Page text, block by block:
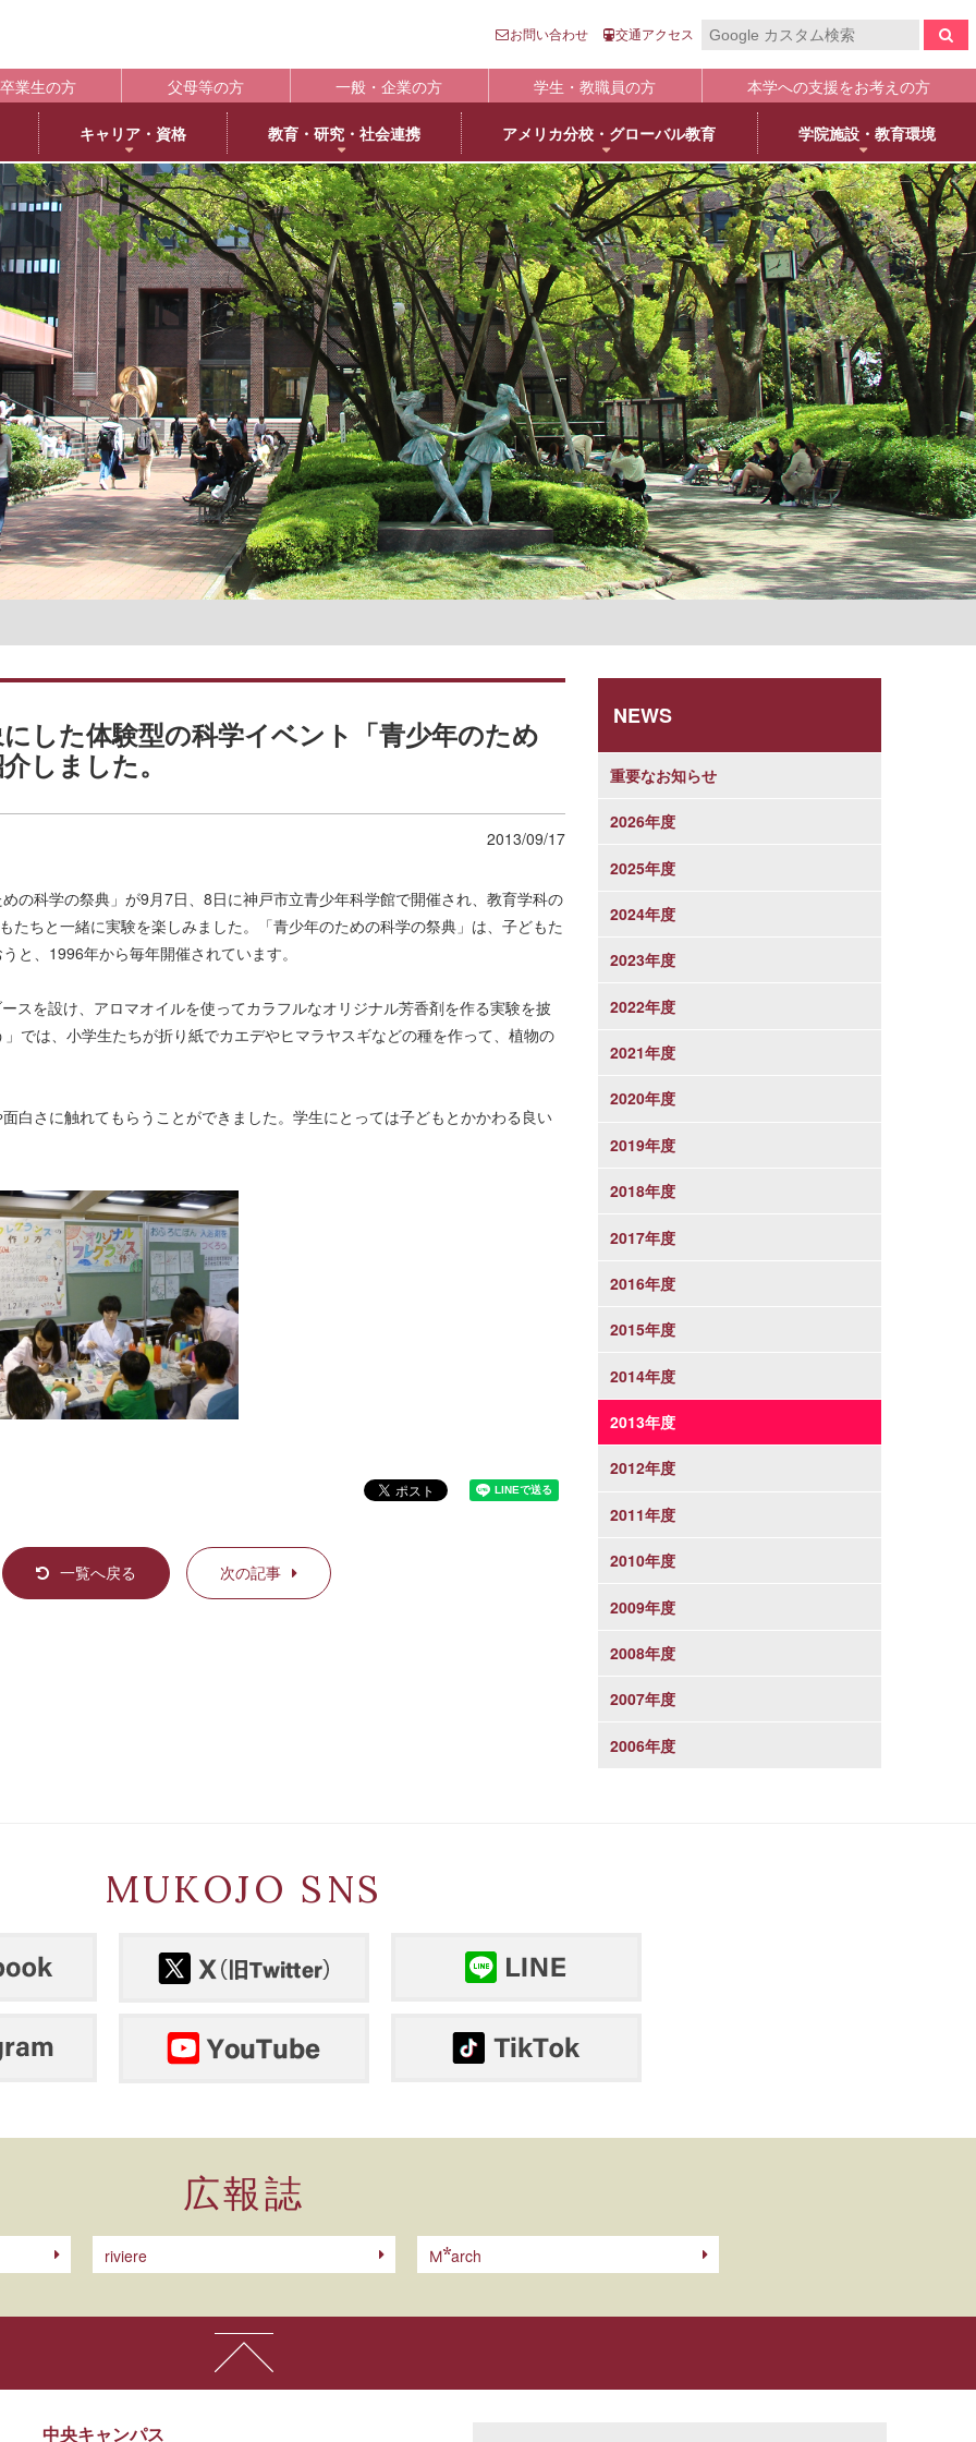
お問い合わせ 交通アクセス
卒業生の方 父母等の方 一般・企業の方 学生・教職員の方 本学への支援をお考えの方
キャンパス
交通アクセス
キャンパス紹介
内部質保証体制
大学評価
認証評価
自己点検・評価
大学情報の公表
IR（Institutional Research）情報
学校法人武庫川学院
武庫川学院創立80周年
高等教育の修学支援新制度について
共通教育
共通教育部
履修・成績
シラバス
履修便覧
成績評価
教員情報検索
教員一覧
名誉教授一覧
日本語日本文学専攻
英語英米文学専攻
臨床心理学専攻
臨床教育学専攻
生活環境学専攻
食物栄養学専攻
建築学専攻
景観建築学専攻
薬科学専攻
看護学専攻
学生支援の概要
褒賞制度
修学支援新制度
奨学金制度
学寮
下宿・ワンルームマンション（武庫女エンタープライズ）
オフィスアワー
アルバイト
キャンパスライフ
売店・本/食堂・カフェ
キャンパスカレンダー
学友会・委員会
クラブ・同好会
学内ボランティア団体
武庫女Style
学費等納付金
学則
キャリア・資格
資格取得
取得可能な資格
エクステンション講座
教員採用試験対策
編入
編入学について
大学院進学
大学院・専攻科入試ガイド
教育・研究・社会連携
ート
育成推進センター
イエンス・コモンズ
社会連携
社会連携推進センター
発達・臨床心理センター
子育てひろば
ブラウン・ライス・ウィーク
教育連携
MUKOJO ミライ☆ラボ
大学間教育研究連携
生涯学習
オープンカレッジ
大学院／専攻科紹介
科目等履修について
リカレント教育
MUKOnoa+
教員情報検索
アメリカ分校・グローバル教育
BLOG
教育学科アメリカ分校留学
薬学部アメリカ分校留学日記
国際センター
学院施設・教育環境
施設紹介
中央キャンパス
浜甲子園キャンパス
上甲子園キャンパス・甲子園会館
西宮北口キャンパス
武庫女ステーションキャンパス
北摂キャンパス・丹嶺学苑研修センター
アメリカ分校
した体験型の科学イベント「青少年のため
しました。
2013/09/17
科学の祭典」が9月7日、8日に神戸市立青少年科学館で開催され、教育学科の
ちと一緒に実験を楽しみました。「青少年のための科学の祭典」は、子どもた
と、1996年から毎年開催されています。
を設け、アロマオイルを使ってカラフルなオリジナル芳香剤を作る実験を披
では、小学生たちが折り紙でカエデやヒマラヤスギなどの種を作って、植物の
さに触れてもらうことができました。学生にとっては子どもとかかわる良い
一覧へ戻る 次の記事
NEWS
重要なお知らせ
2026年度
2025年度
2024年度
2023年度
2022年度
2021年度
2020年度
2019年度
2018年度
2017年度
2016年度
2015年度
2014年度
2013年度
2012年度
2011年度
2010年度
2009年度
2008年度
2007年度
2006年度
MUKOJO SNS
広報誌
riviere M arch
中央キャンパス